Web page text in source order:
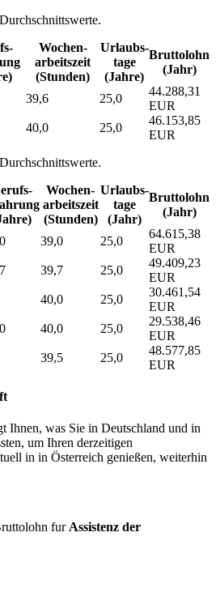
Wochen­
arbeitszeit
(Stunden)
Urlaubs­
tage
(Jahre)
Bruttolohn
(Jahr)
39,6 25,0
44.288,31
EUR
40,0 25,0
46.153,85
EUR
Wochen­
arbeitszeit
(Stunden)
Urlaubs­
tage
(Jahr)
Bruttolohn
(Jahr)
39,0 25,0
64.615,38
EUR
39,7 25,0
49.409,23
EUR
40,0 25,0
30.461,54
EUR
40,0 25,0
29.538,46
EUR
39,5 25,0
48.577,85
EUR
Ihnen, was Sie in Deutschland und in
um Ihren derzeitigen
in in Österreich genießen, weiterhin
furAssistenz der